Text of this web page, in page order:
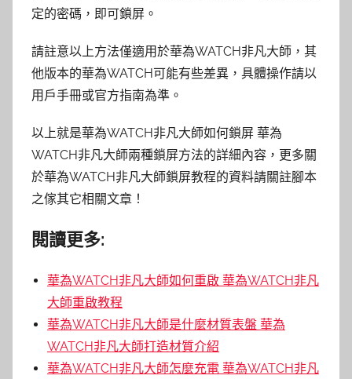
定的密碼，即可鎖屏。
請註意以上方法僅適用於華為WATCH非凡大師，其
他版本的華為WATCH可能有些差異，具體操作請以
用戶手冊或官方指南為準。
以上就是華為WATCH非凡大師如何鎖屏 華為
WATCH非凡大師兩種鎖屏方法的詳細內容，更多關
於華為WATCH非凡大師鎖屏教程的資料請關註腳本
之傢其它相關文章！
閱讀更多:
華為WATCH非凡大師如何重啟 華為WATCH非凡
大師重啟教程
華為WATCH非凡大師是什麼材質表盤 華為
WATCH非凡大師打造材質介紹
華為WATCH非凡大師怎麼充電 華為WATCH非凡